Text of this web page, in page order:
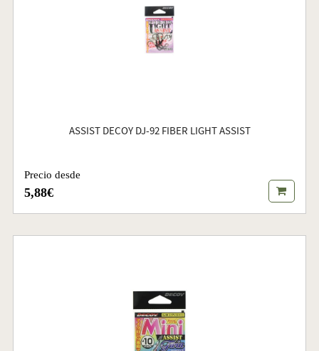
ASSIST DECOY DJ-92 FIBER LIGHT ASSIST
Precio desde
5,88€